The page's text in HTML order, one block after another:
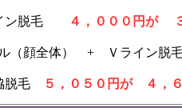
ン脱毛 ４，０００円が
ル（顔全体） + Ｖライン脱
脱毛 ５，０５０円が ４，